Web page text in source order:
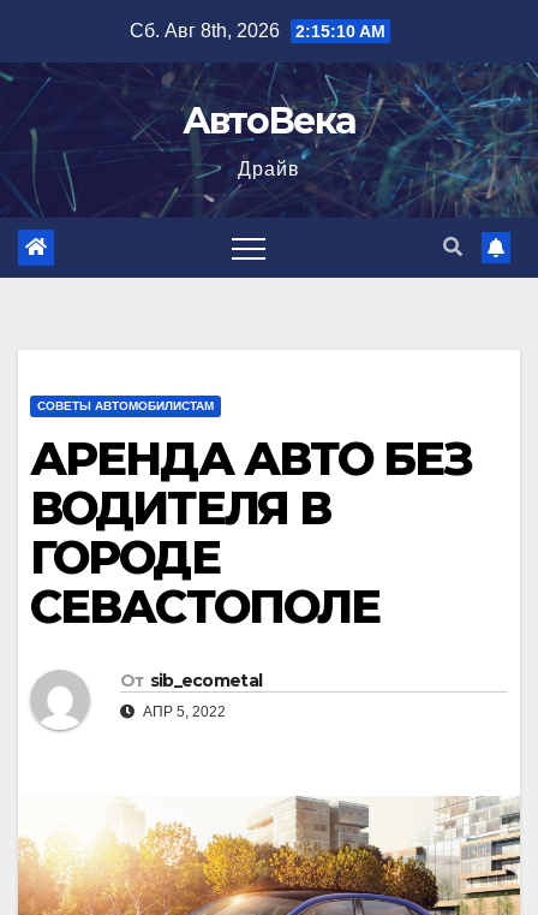
содержимому
Сб. Авг 8th, 2026 2:15:12 AM
АвтоВека
Драйв
СОВЕТЫ АВТОМОБИЛИСТАМ
АРЕНДА АВТО БЕЗ
ВОДИТЕЛЯ В
ГОРОДЕ
СЕВАСТОПОЛЕ
От sib_ecometal
АПР 5, 2022